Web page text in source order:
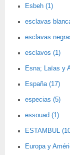
Esbeh (1)
esclavas
esclavas
esclavos (1)
Esna; Laïas y
España (17)
especias (5)
essouad (1)
ESTAMBUL
Europa y